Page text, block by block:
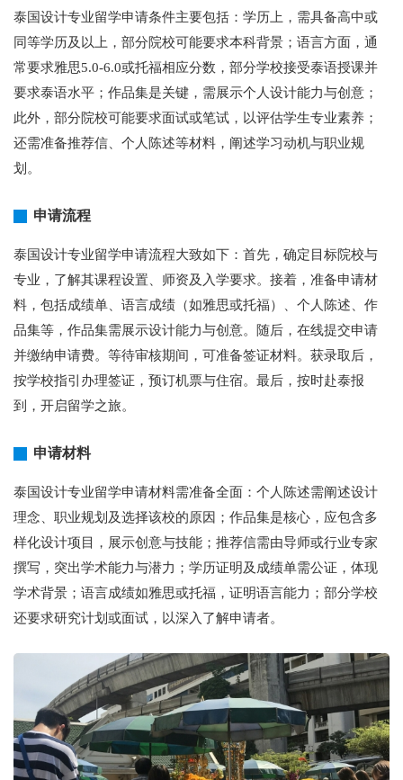
泰国设计专业留学申请条件主要包括：学历上，需具备高中或
同等学历及以上，部分院校可能要求本科背景；语言方面，通
常要求雅思5.0-6.0或托福相应分数，部分学校接受泰语授课并
要求泰语水平；作品集是关键，需展示个人设计能力与创意；
此外，部分院校可能要求面试或笔试，以评估学生专业素养；
还需准备推荐信、个人陈述等材料，阐述学习动机与职业规
划。
申请流程
泰国设计专业留学申请流程大致如下：首先，确定目标院校与
专业，了解其课程设置、师资及入学要求。接着，准备申请材
料，包括成绩单、语言成绩（如雅思或托福）、个人陈述、作
品集等，作品集需展示设计能力与创意。随后，在线提交申请
并缴纳申请费。等待审核期间，可准备签证材料。获录取后，
按学校指引办理签证，预订机票与住宿。最后，按时赴泰报
到，开启留学之旅。
申请材料
泰国设计专业留学申请材料需准备全面：个人陈述需阐述设计
理念、职业规划及选择该校的原因；作品集是核心，应包含多
样化设计项目，展示创意与技能；推荐信需由导师或行业专家
撰写，突出学术能力与潜力；学历证明及成绩单需公证，体现
学术背景；语言成绩如雅思或托福，证明语言能力；部分学校
还要求研究计划或面试，以深入了解申请者。